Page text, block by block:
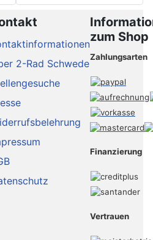
2-Rad Schwede
zum Shop
Zahlungsarten
Finanzierung
Vertrauen